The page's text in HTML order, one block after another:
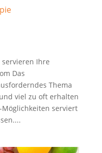
Ihre
Das
Thema
viel zu oft erhalten
serviert